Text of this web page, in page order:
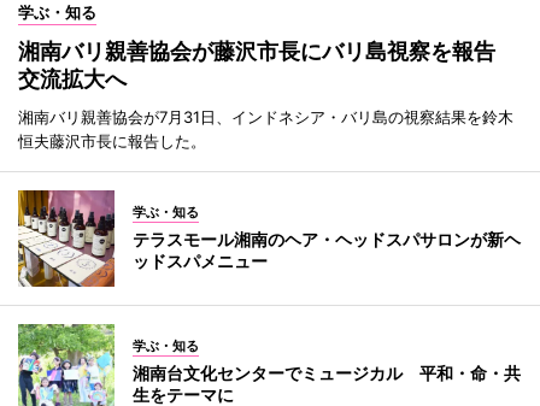
学ぶ・知る
湘南バリ親善協会が藤沢市長にバリ島視察を報告
交流拡大へ
湘南バリ親善協会が7月31日、インドネシア・バリ島の視察結果を鈴木
恒夫藤沢市長に報告した。
学ぶ・知る
テラスモール湘南のヘア・ヘッドスパサロンが新ヘ
ッドスパメニュー
学ぶ・知る
湘南台文化センターでミュージカル 平和・命・共
生をテーマに